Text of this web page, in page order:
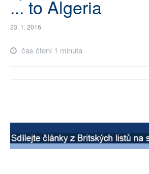
NEJČTENĚJŠÍ ZA 7 DNÍ
PLNÁ VERZE STRÁNEK
... to Algeria
23. 1. 2016
čas čtení 1 minuta